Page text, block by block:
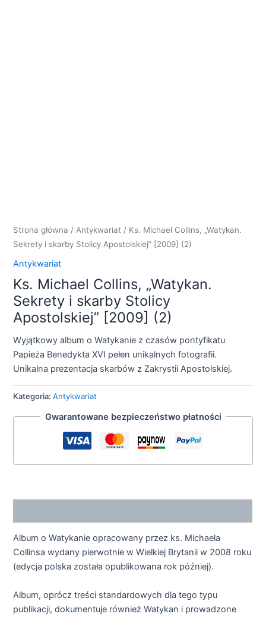
Strona główna / Antykwariat / Ks. Michael Collins, „Watykan.
Sekrety i skarby Stolicy Apostolskiej” [2009] (2)
Antykwariat
Ks. Michael Collins, „Watykan.
Sekrety i skarby Stolicy
Apostolskiej” [2009] (2)
Wyjątkowy album o Watykanie z czasów pontyfikatu
Papieża Benedykta XVI pełen unikalnych fotografii.
Unikalna prezentacja skarbów z Zakrystii Apostolskiej.
Kategoria:Antykwariat
Gwarantowane bezpieczeństwo płatności
Album o Watykanie opracowany przez ks. Michaela
Collinsa wydany pierwotnie w Wielkiej Brytanii w 2008 roku
(edycja polska została opublikowana rok później).
Album, oprócz treści standardowych dla tego typu
publikacji, dokumentuje również Watykan i prowadzone